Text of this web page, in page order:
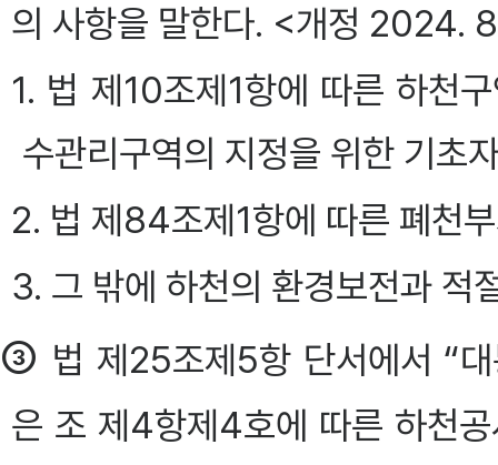
의 사항을 말한다. <개정 2024.
1. 법 제10조제1항에 따른 하천
수관리구역의 지정을 위한 기초
2. 법 제84조제1항에 따른 폐천
3. 그 밖에 하천의 환경보전과 적
③ 법 제25조제5항 단서에서 “
은 조 제4항제4호에 따른 하천